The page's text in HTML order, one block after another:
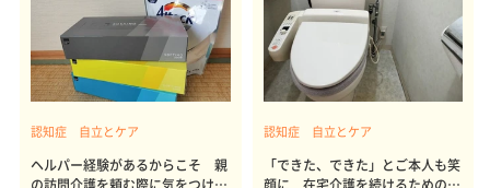
認知症 自立とケア
ヘルパー経験があるからこそ 親
認知症 自立とケア
「できた、できた」とご本人も笑